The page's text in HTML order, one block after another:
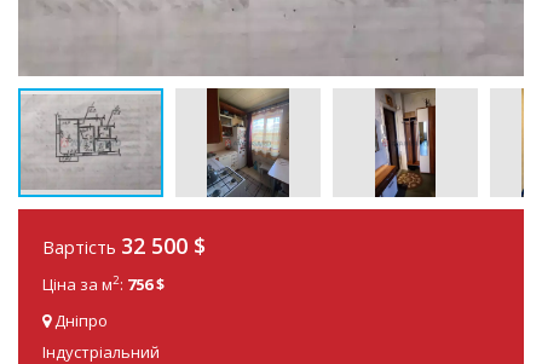
Вартість 32 500 $
Ціна за м2: 756 $
Дніпро
Індустріальний